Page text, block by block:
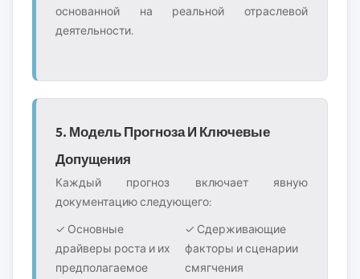
основанной на реальной отраслевой
деятельности.
5. Модель Прогноза И Ключевые
Допущения
Каждый прогноз включает явную
документацию следующего:
✓ Основные
драйверы роста и их
предполагаемое
✓ Сдерживающие
факторы и сценарии
смягчения